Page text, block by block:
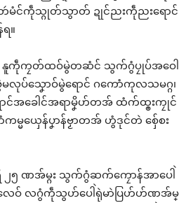
မံင်ကဵုသ္ဂုတ်သွာတ် ဍုင်ညးကဵုညးရောင်
။
န်ဂှ် နူကဵုကၠတ်ထဝ်မွဲတဆံင် သွက်ဂွံပၠုပ်အဝေါ
လုပ်သၞောဝ်မွဲရောင် ဂကောံကုလသမဂ္ဂ၊
င်အခေါင်အရာမၞိဟ်တအ် ထံက်ထ္ၜးကၠုင်
မယှေန်ပၞာန်ဗၟာတအ် ဟွံဒုင်တဲ စှ်ေစး
ရဳ ၂၅ ဏအ်မ္ဂး သွက်ဂွံဆက်ကၠောန်အာပေါဲ
ေဝ် လဂွံကဵုသွဟ်ပေါဲရုဲမာဲပြဟ်ဟ်ဏအ်မ္